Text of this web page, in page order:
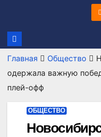
содержимому
Главная Общество
одержала важную
плей-офф
ОБЩЕСТВО